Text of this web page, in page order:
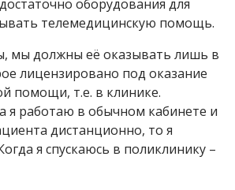
оборудования для
телемедицинскую помощь.
мы должны её оказывать лишь в
лицензировано под оказание
помощи, т.е. в клинике.
я работаю в обычном кабинете и
дистанционно, то я
я спускаюсь в поликлинику –